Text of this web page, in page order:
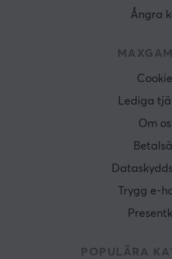
Ångra
Lediga
Om
Trygg e-
POPULÄRA